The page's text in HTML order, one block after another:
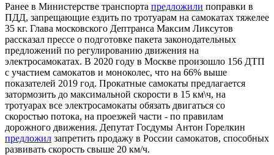
Ранее в Министерстве транспорта предложили поправки в
ПДД, запрещающие ездить по тротуарам на самокатах тяжелее
35 кг. Глава московского Дептранса Максим Ликсутов
рассказал прессе о подготовке пакета законодательных
предложений по регулированию движения на
электросамокатах. В 2020 году в Москве произошло 156 ДТП
с участием самокатов и моноколес, что на 66% выше
показателей 2019 год. Прокатные самокаты предлагается
затормозить до максимальной скорости в 15 км\ч, на
тротуарах все электросамокаты обязать двигаться со
скоростью потока, на проезжей части - по правилам
дорожного движения. Депутат Госдумы Антон Горелкин
предложил запретить продажу в России самокатов, способных
развивать скорость свыше 20 км/ч.